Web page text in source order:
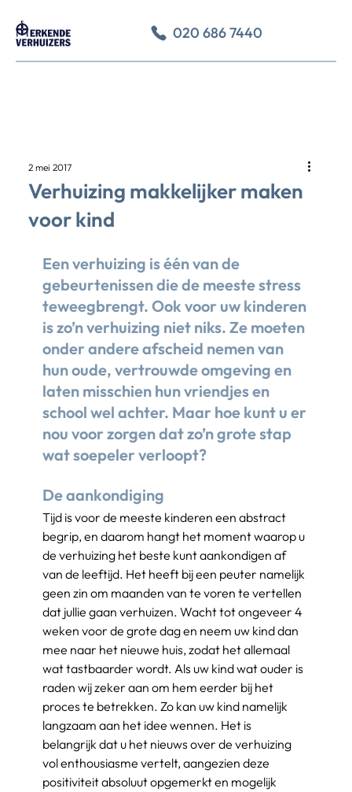
020 686 7440
Verhuizing makkelijker maken
voor kind
2 mei 2017
Een verhuizing is één van de
gebeurtenissen die de meeste stress
teweegbrengt. Ook voor uw kinderen
is zo’n verhuizing niet niks. Ze moeten
onder andere afscheid nemen van
hun oude, vertrouwde omgeving en
laten misschien hun vriendjes en
school wel achter. Maar hoe kunt u er
nou voor zorgen dat zo’n grote stap
wat soepeler verloopt?
De aankondiging
Tijd is voor de meeste kinderen een abstract
begrip, en daarom hangt het moment waarop u
de verhuizing het beste kunt aankondigen af
van de leeftijd. Het heeft bij een peuter namelijk
geen zin om maanden van te voren te vertellen
dat jullie gaan verhuizen. Wacht tot ongeveer 4
weken voor de grote dag en neem uw kind dan
mee naar het nieuwe huis, zodat het allemaal
wat tastbaarder wordt. Als uw kind wat ouder is
raden wij zeker aan om hem eerder bij het
proces te betrekken. Zo kan uw kind namelijk
langzaam aan het idee wennen. Het is
belangrijk dat u het nieuws over de verhuizing
vol enthousiasme vertelt, aangezien deze
positiviteit absoluut opgemerkt en mogelijk